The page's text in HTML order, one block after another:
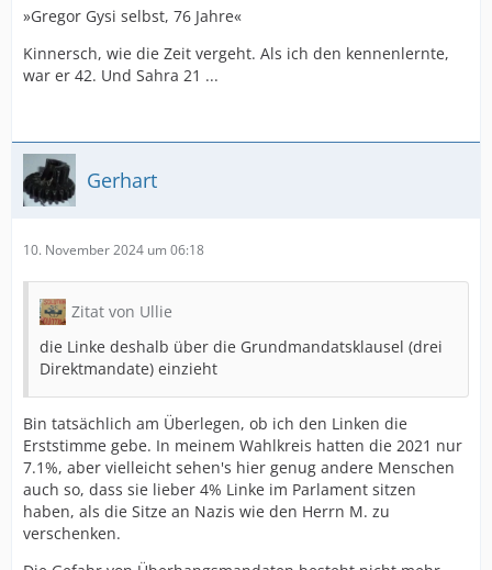
»Gregor Gysi selbst, 76 Jahre«
Kinnersch, wie die Zeit vergeht. Als ich den kennenlernte,
war er 42. Und Sahra 21 ...
Gerhart
10. November 2024 um 06:18
Zitat von Ullie
die Linke deshalb über die Grundmandatsklausel (drei
Direktmandate) einzieht
Bin tatsächlich am Überlegen, ob ich den Linken die
Erststimme gebe. In meinem Wahlkreis hatten die 2021 nur
7.1%, aber vielleicht sehen's hier genug andere Menschen
auch so, dass sie lieber 4% Linke im Parlament sitzen
haben, als die Sitze an Nazis wie den Herrn M. zu
verschenken.